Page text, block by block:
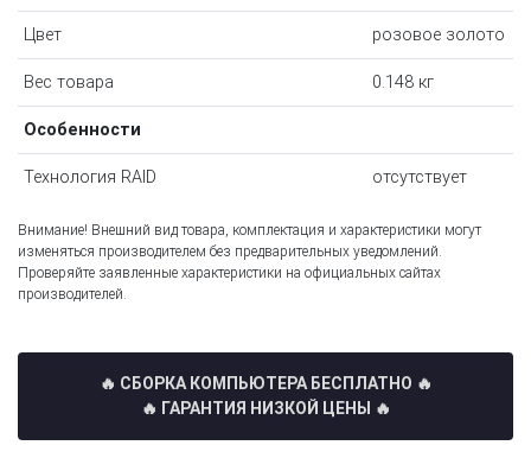
Цвет розовое золото
Вес товара 0.148 кг
Особенности
Технология RAID отсутствует
Внимание! Внешний вид товара, комплектация и характеристики могут
изменяться производителем без предварительных уведомлений.
Проверяйте заявленные характеристики на официальных сайтах
производителей.
🔥 СБОРКА КОМПЬЮТЕРА БЕСПЛАТНО 🔥
🔥 ГАРАНТИЯ НИЗКОЙ ЦЕНЫ 🔥